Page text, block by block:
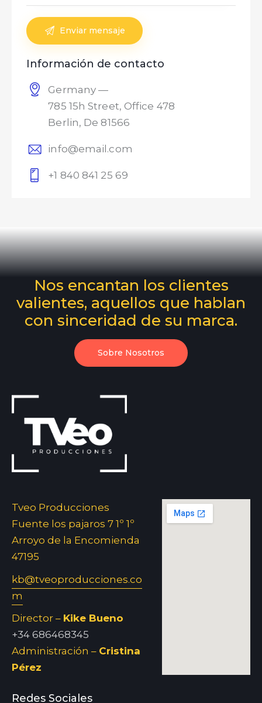
Información de contacto
Germany —
785 15h Street, Office 478
Berlin, De 81566
info@email.com
+1 840 841 25 69
Nos encantan los clientes
valientes, aquellos que hablan
con sinceridad de su marca.
Sobre Nosotros
Tveo Producciones
Fuente los pajaros 7 1º 1º
Arroyo de la Encomienda
47195
kb@tveoproducciones.co
m
Director – Kike Bueno
+34 686468345
Administración – Cristina
Pérez
Redes Sociales